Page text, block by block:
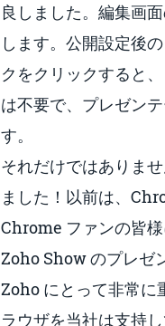
良しました。編集画
します。公開設定後
クをクリックすると
は不要で、プレゼン
す。
それだけではありま
ました！以前は、
Chrome ファンの皆
Zoho Show のプレゼ
Zoho にとって非常に
ラウザを当社は支持